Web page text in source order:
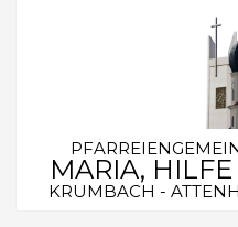
MARIA,
KRUMBACH -